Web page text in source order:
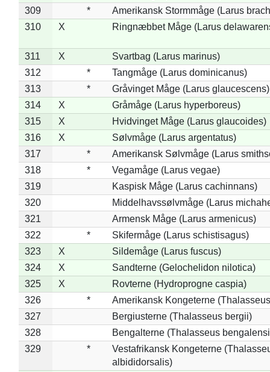
309
*
Amerikansk Stormmåge (Larus
310
X Ringnæbbet Måge (Larus
311 X
Svartbag (Larus marinus)
312
*
Tangmåge (Larus dominicanus)
313
*
Gråvinget Måge (Larus glaucescens)
314
X
Gråmåge (Larus hyperboreus)
315
X
Hvidvinget Måge (Larus glaucoides)
316
X
Sølvmåge (Larus argentatus)
317
*
Amerikansk Sølvmåge (Larus
318
*
Vegamåge (Larus vegae)
319
Kaspisk Måge (Larus cachinnans)
320
Middelhavssølvmåge (Larus
321
Armensk Måge (Larus armenicus)
322
*
Skifermåge (Larus schistisagus)
323
X
Sildemåge (Larus fuscus)
324
X
Sandterne (Gelochelidon nilotica)
325
X
Rovterne (Hydroprogne caspia)
326
*
Amerikansk Kongeterne
327
Bergiusterne (Thalasseus bergii)
328
Bengalterne (Thalasseus
329
*
Vestafrikansk Kongeterne
albididorsalis)